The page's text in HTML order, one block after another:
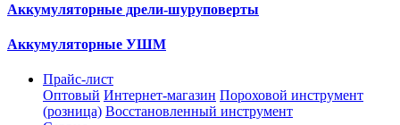
Аккумуляторные дрели-шуруповерты
Аккумуляторные УШМ
Прайс-лист
Оптовый Интернет-магазин Пороховой инструмент
(розница) Восстановленный инструмент